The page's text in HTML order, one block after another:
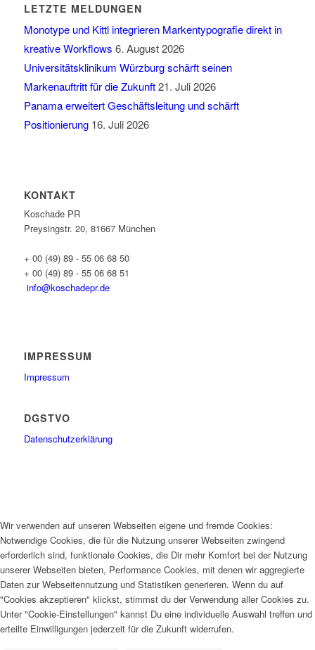
LETZTE MELDUNGEN
Monotype und Kittl integrieren Markentypografie direkt in
kreative Workflows 6. August 2026
Universitätsklinikum Würzburg schärft seinen
Markenauftritt für die Zukunft 21. Juli 2026
Panama erweitert Geschäftsleitung und schärft
Positionierung 16. Juli 2026
KONTAKT
Koschade PR
Preysingstr. 20, 81667 München
+ 00 (49) 89 - 55 06 68 50
+ 00 (49) 89 - 55 06 68 51
info@koschadepr.de
IMPRESSUM
Impressum
DGSTVO
Datenschutzerklärung
Wir verwenden auf unseren Webseiten eigene und fremde Cookies:
Notwendige Cookies, die für die Nutzung unserer Webseiten zwingend
erforderlich sind, funktionale Cookies, die Dir mehr Komfort bei der Nutzung
unserer Webseiten bieten, Performance Cookies, mit denen wir aggregierte
Daten zur Webseitennutzung und Statistiken generieren. Wenn du auf
"Cookies akzeptieren" klickst, stimmst du der Verwendung aller Cookies zu.
Unter "Cookie-Einstellungen" kannst Du eine individuelle Auswahl treffen und
erteilte Einwilligungen jederzeit für die Zukunft widerrufen.